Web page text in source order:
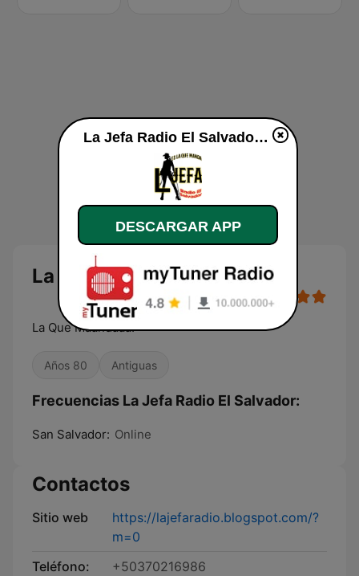
La Jefa Radio El Salvador
La Que Maandaaa!
Años 80 Antiguas
Frecuencias La Jefa Radio El Salvador:
San Salvador: Online
Contactos
Sitio web
https://lajefaradio.blogspot.com/?
m=0
Teléfono:
+50370216986
La Jefa Radio El Salvador en vivo
DESCARGAR APP